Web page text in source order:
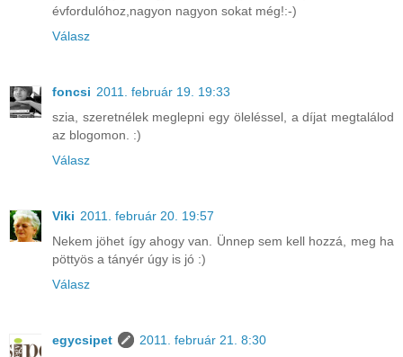
évfordulóhoz,nagyon nagyon sokat még!:-)
Válasz
foncsi 2011. február 19. 19:33
szia, szeretnélek meglepni egy öleléssel, a díjat megtalálod
az blogomon. :)
Válasz
Viki 2011. február 20. 19:57
Nekem jöhet így ahogy van. Ünnep sem kell hozzá, meg ha
pöttyös a tányér úgy is jó :)
Válasz
egycsipet
2011. február 21. 8:30